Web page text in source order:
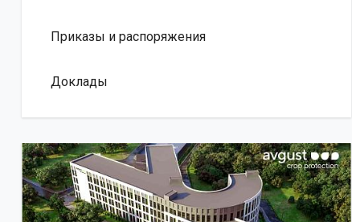
Приказы и распоряжения
Доклады